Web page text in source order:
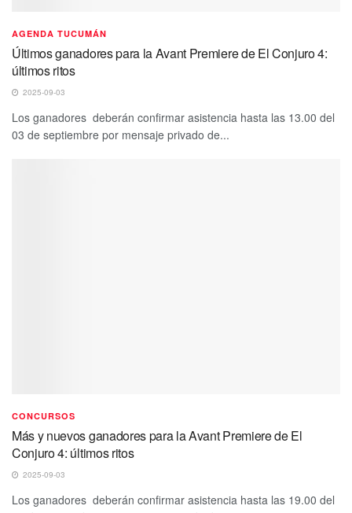
AGENDA TUCUMÁN
Últimos ganadores para la Avant Premiere de El Conjuro 4:
últimos ritos
2025-09-03
Los ganadores deberán confirmar asistencia hasta las 13.00 del
03 de septiembre por mensaje privado de...
CONCURSOS
Más y nuevos ganadores para la Avant Premiere de El
Conjuro 4: últimos ritos
2025-09-03
Los ganadores deberán confirmar asistencia hasta las 19.00 del